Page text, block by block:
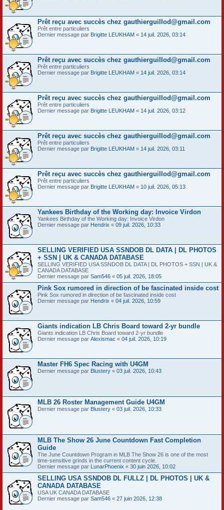
Prêt reçu avec succès chez gauthierguillod@gmail.com
Prêt entre particuliers
Dernier message par Brigitte LEUKHAM « 14 juil. 2026, 03:14
Prêt reçu avec succès chez gauthierguillod@gmail.com
Prêt entre particuliers
Dernier message par Brigitte LEUKHAM « 14 juil. 2026, 03:14
Prêt reçu avec succès chez gauthierguillod@gmail.com
Prêt entre particuliers
Dernier message par Brigitte LEUKHAM « 14 juil. 2026, 03:12
Prêt reçu avec succès chez gauthierguillod@gmail.com
Prêt entre particuliers
Dernier message par Brigitte LEUKHAM « 14 juil. 2026, 03:11
Prêt reçu avec succès chez gauthierguillod@gmail.com
Prêt entre particuliers
Dernier message par Brigitte LEUKHAM « 10 juil. 2026, 05:13
Yankees Birthday of the Working day: Invoice Virdon
Yankees Birthday of the Working day: Invoice Virdon
Dernier message par Hendrix « 09 juil. 2026, 10:33
SELLING VERIFIED USA SSNDOB DL DATA | DL PHOTOS
+ SSN | UK & CANADA DATABASE
SELLING VERIFIED USA SSNDOB DL DATA | DL PHOTOS + SSN | UK &
CANADA DATABASE
Dernier message par Sam546 « 05 juil. 2026, 18:05
Pink Sox rumored in direction of be fascinated inside cost
Pink Sox rumored in direction of be fascinated inside cost
Dernier message par Hendrix « 04 juil. 2026, 10:59
Giants indication LB Chris Board toward 2-yr bundle
Giants indication LB Chris Board toward 2-yr bundle
Dernier message par Alexismac « 04 juil. 2026, 10:19
Master FH6 Spec Racing with U4GM
Dernier message par Blustery « 03 juil. 2026, 10:43
MLB 26 Roster Management Guide U4GM
Dernier message par Blustery « 03 juil. 2026, 10:33
MLB The Show 26 June Countdown Fast Completion
Guide
The June Countdown Program in MLB The Show 26 is one of the most
time-sensitive grinds in the current content cycle.
Dernier message par LunarPhoenix « 30 juin 2026, 10:02
SELLING USA SSNDOB DL FULLZ | DL PHOTOS | UK &
CANADA DATABASE
USA UK CANADA DATABASE
Dernier message par Sam546 « 27 juin 2026, 12:38